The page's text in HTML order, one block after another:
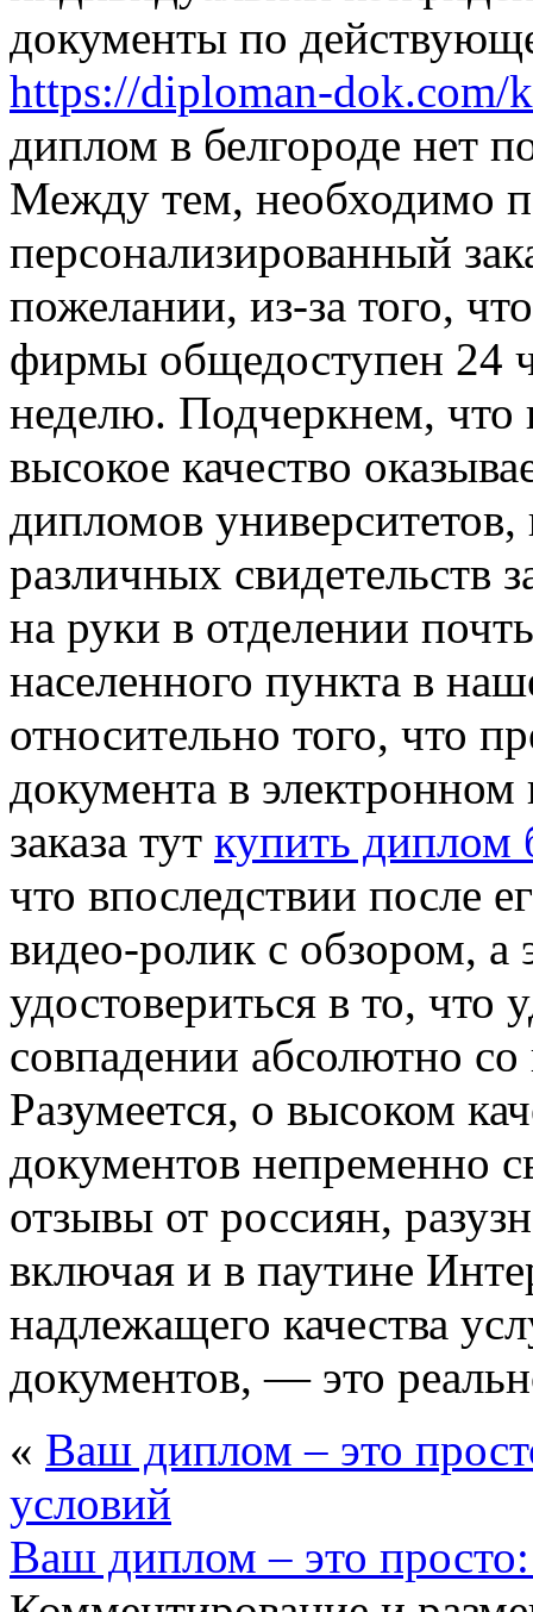
документы по
https://diploman-
диплом в белгороде нет
Между тем, необходимо
персонализированный
пожелании, из-за того,
фирмы общедоступен 24
неделю. Подчеркнем, что
высокое качество
дипломов
различных свидетельств
на руки в отделении
населенного пункта в
относительно того, что
документа в
заказа тут купить диплом
что впоследствии после
видео-ролик с обзором, а
удостовериться в то, что
совпадении абсолютно
Разумеется, о высоком
документов непременно
отзывы от россиян,
включая и в паутине
надлежащего качества
документов, — это
« Ваш диплом – это
условий
Ваш диплом – это